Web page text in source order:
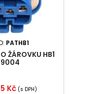
PATHB1
ŽÁROVKU HB1
9004
Kč (s DPH)